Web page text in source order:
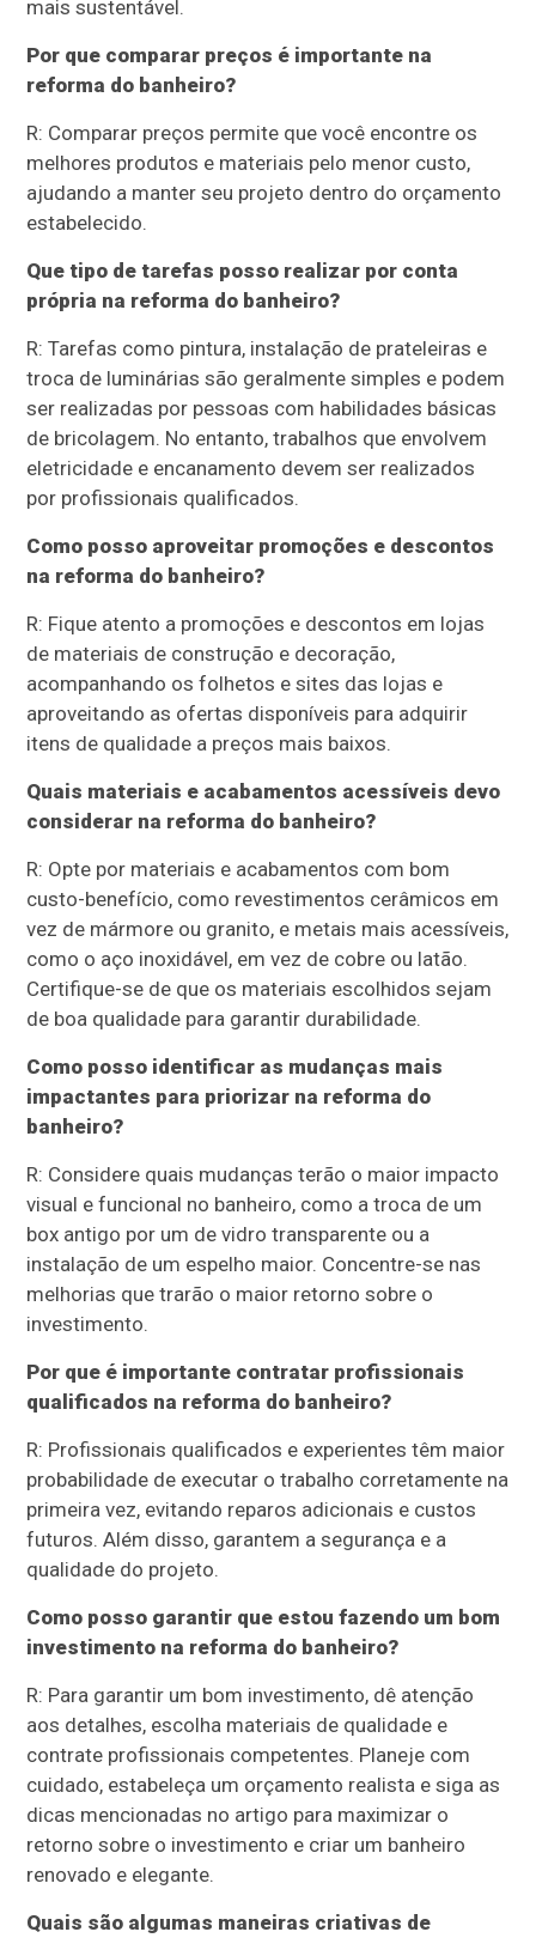
mais sustentável.
Por que comparar preços é importante na
reforma do banheiro?
R: Comparar preços permite que você encontre os
melhores produtos e materiais pelo menor custo,
ajudando a manter seu projeto dentro do orçamento
estabelecido.
Que tipo de tarefas posso realizar por conta
própria na reforma do banheiro?
R: Tarefas como pintura, instalação de prateleiras e
troca de luminárias são geralmente simples e podem
ser realizadas por pessoas com habilidades básicas
de bricolagem. No entanto, trabalhos que envolvem
eletricidade e encanamento devem ser realizados
por profissionais qualificados.
Como posso aproveitar promoções e descontos
na reforma do banheiro?
R: Fique atento a promoções e descontos em lojas
de materiais de construção e decoração,
acompanhando os folhetos e sites das lojas e
aproveitando as ofertas disponíveis para adquirir
itens de qualidade a preços mais baixos.
Quais materiais e acabamentos acessíveis devo
considerar na reforma do banheiro?
R: Opte por materiais e acabamentos com bom
custo-benefício, como revestimentos cerâmicos em
vez de mármore ou granito, e metais mais acessíveis,
como o aço inoxidável, em vez de cobre ou latão.
Certifique-se de que os materiais escolhidos sejam
de boa qualidade para garantir durabilidade.
Como posso identificar as mudanças mais
impactantes para priorizar na reforma do
banheiro?
R: Considere quais mudanças terão o maior impacto
visual e funcional no banheiro, como a troca de um
box antigo por um de vidro transparente ou a
instalação de um espelho maior. Concentre-se nas
melhorias que trarão o maior retorno sobre o
investimento.
Por que é importante contratar profissionais
qualificados na reforma do banheiro?
R: Profissionais qualificados e experientes têm maior
probabilidade de executar o trabalho corretamente na
primeira vez, evitando reparos adicionais e custos
futuros. Além disso, garantem a segurança e a
qualidade do projeto.
Como posso garantir que estou fazendo um bom
investimento na reforma do banheiro?
R: Para garantir um bom investimento, dê atenção
aos detalhes, escolha materiais de qualidade e
contrate profissionais competentes. Planeje com
cuidado, estabeleça um orçamento realista e siga as
dicas mencionadas no artigo para maximizar o
retorno sobre o investimento e criar um banheiro
renovado e elegante.
Quais são algumas maneiras criativas de